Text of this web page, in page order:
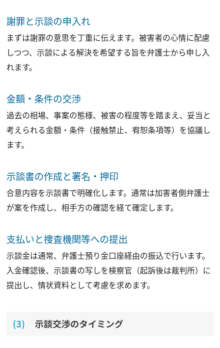
謝罪と示談の申入れ
まずは謝罪の意思を丁重に伝えます。被害者の心情に配慮
しつつ、示談による解決を希望する旨を弁護士から申し入
れます。
金額・条件の交渉
過去の相場、事案の態様、被害の程度等を踏まえ、妥当と
考えられる金額・条件（接触禁止、宥恕条項等）を協議し
ます。
示談書の作成と署名・押印
合意内容を示談書で明確化します。通常は加害者側弁護士
が案を作成し、相手方の確認を経て確定します。
支払いと捜査機関等への提出
示談金は通常、弁護士預り金口座経由の振込で行います。
入金確認後、示談書の写しを検察官（起訴後は裁判所）に
提出し、情状資料として考慮を求めます。
示談交渉のタイミング